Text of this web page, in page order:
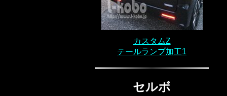
カスタムZ
テールランプ加工1
セルボ